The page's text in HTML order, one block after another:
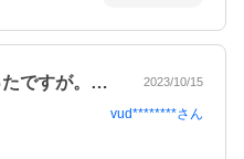
見た目画像通りで可愛かったですが。。内… 2023/10/15
vud********さん